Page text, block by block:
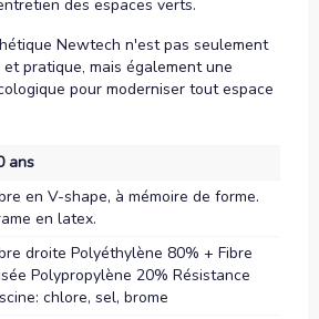
des espaces verts.
Newtech n'est pas seulement
pratique, mais également une
pour moderniser tout espace
ans
en V-shape, à mémoire de forme.
en latex.
droite Polyéthylène 80% + Fibre
Polypropylène 20% Résistance
chlore, sel, brome